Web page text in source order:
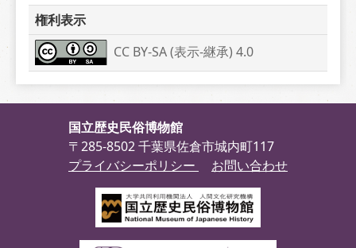
権利表示
CC BY-SA (表示-継承) 4.0
国立歴史民俗博物館
〒285-8502 千葉県佐倉市城内町117
プライバシーポリシー
お問い合わせ